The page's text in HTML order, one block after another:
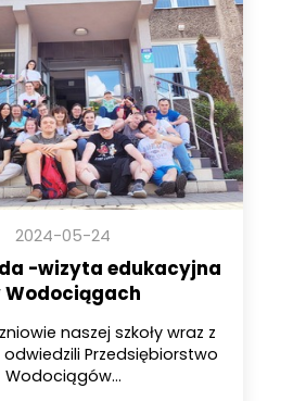
2024-05-24
-wizyta edukacyjna
Wodociągach
naszej szkoły wraz z
Przedsiębiorstwo
Wodociągów...